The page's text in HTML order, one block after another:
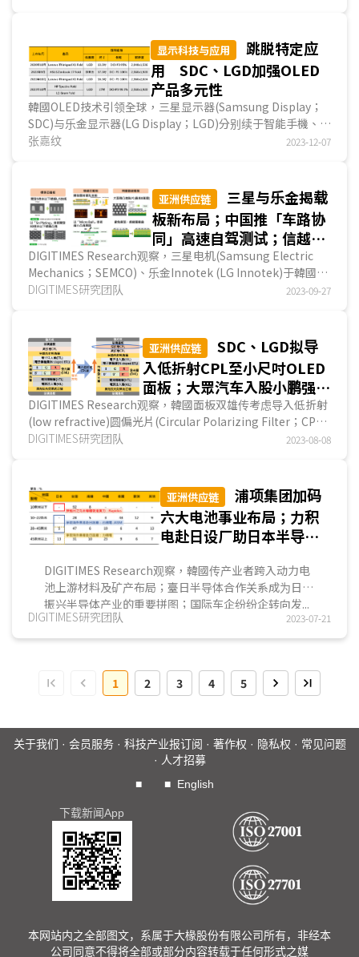
显示科技与应用
跳脱特定应
用 SDC、LGD加强OLED
产品多元性
韓國OLED技术引领全球，三星显示器(Samsung Display；
SDC)与乐金显示器(LG Display；LGD)分别续于智能手機、电
视应用位居龙头地位，近来更是加紧脚步发展IT应...
张嘉纹 2023-12-07
亚洲供应链
三星与乐金揭载
板新布局；中国推「车路协
同」高速自驾测试；信越化
学携冲电气开发氮化镓磊晶
DIGITIMES Research观察，三星电机(Samsung Electric
Mechanics；SEMCO)、乐金Innotek (LG Innotek)于韓國最
大的印刷电路板(PCB)展KPCA (Korea Electro...
DIGITIMES研究团队 2023-09-27
亚洲供应链
SDC、LGD拟导
入低折射CPL至小尺吋OLED
面板；大眾汽车入股小鹏强化
中国市场竞争力；日产投资雷
诺电动车新事业
DIGITIMES Research观察，韓國面板双雄传考虑导入低折射
(low refractive)圆偏光片(Circular Polarizing Filter；CPL)
至小尺吋OLED面板，以提升发光效率，但成本...
DIGITIMES研究团队 2023-08-08
亚洲供应链
浦项集团加码
六大电池事业布局；力积
电赴日设厂助日本半导体
车厂扩大全球布局
DIGITIMES Research观察，韓國传产业者跨入动力电
池上游材料及矿产布局；臺日半导体合作关系成为日本
振兴半导体产业的重要拼图；国际车企纷纷企转向发...
DIGITIMES研究团队
2023-07-21
1 2 3 4 5
关于我们 · 会员服务· 科技产业报订阅 · 著作权 · 隐私权 · 常见问题
· 人才招募
■
■ English
下载新闻App
本网站内之全部图文，系属于大椽股份有限公司所有，非经本
公司同意不得将全部或部分内容转载于任何形式之媒